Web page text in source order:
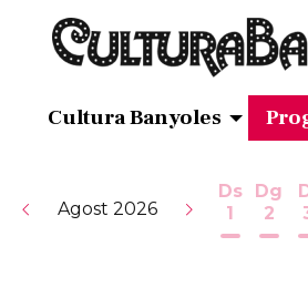
Cultura Banyoles
Agost 2026
Ds
1
Dg
2